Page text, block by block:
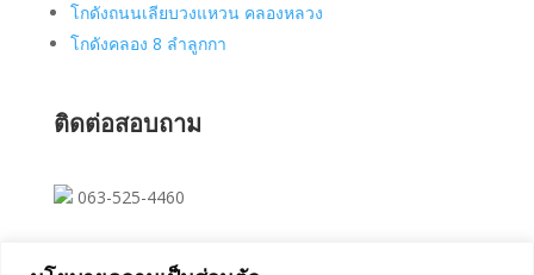
โกดังถนนเลียบวงแหวน คลองหลวง
โกดังคลอง 8 ลำลูกกา
ติดต่อสอบถาม
063-525-4460
saksit023@hotmail.com